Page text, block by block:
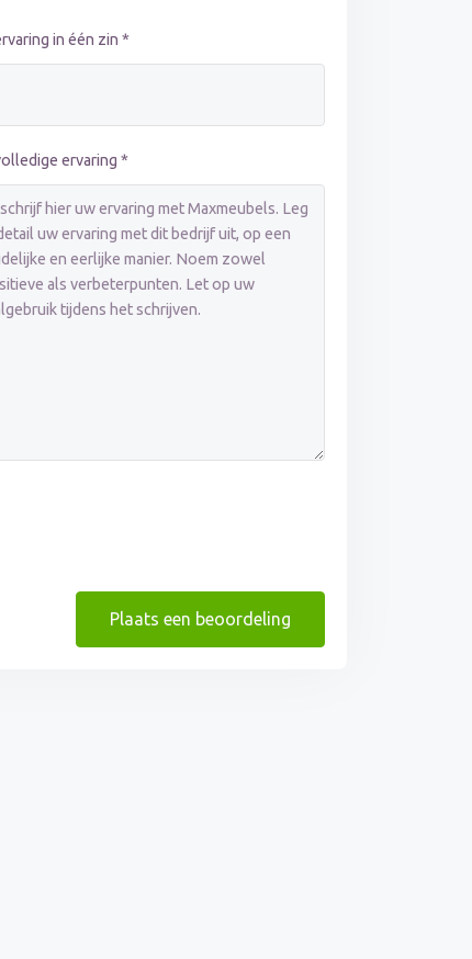
in één zin *
ervaring *
Plaats een beoordeling